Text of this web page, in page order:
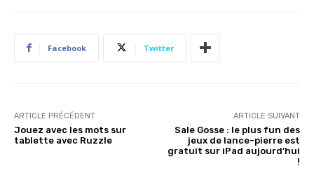
Facebook Twitter
ARTICLE PRÉCÉDENT
Jouez avec les mots sur
tablette avec Ruzzle
ARTICLE SUIVANT
Sale Gosse : le plus fun des
jeux de lance-pierre est
gratuit sur iPad aujourd’hui
!